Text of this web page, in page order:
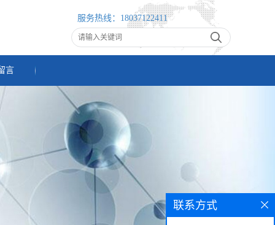
服务热线： 18037122411
言
联系方式